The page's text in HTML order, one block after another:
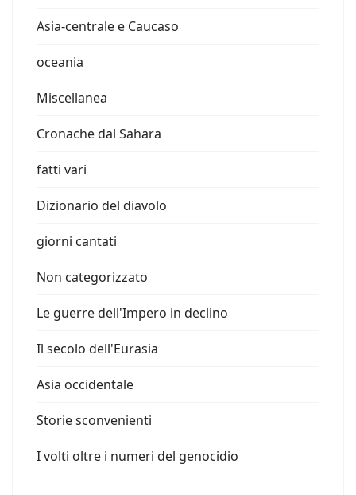
Asia-centrale e Caucaso
oceania
Miscellanea
Cronache dal Sahara
fatti vari
Dizionario del diavolo
giorni cantati
Non categorizzato
Le guerre dell'Impero in declino
Il secolo dell'Eurasia
Asia occidentale
Storie sconvenienti
I volti oltre i numeri del genocidio